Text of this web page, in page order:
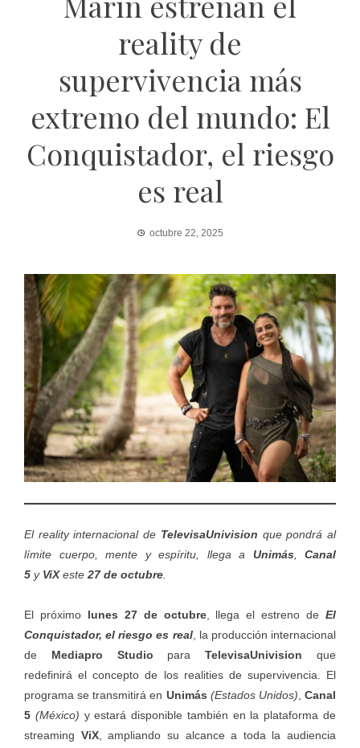
reality de
supervivencia más
extremo del mundo: El
Conquistador, el riesgo
es real
octubre 22, 2025
El reality internacional de TelevisaUnivision que pondrá al
límite cuerpo, mente y espíritu, llega a Unimás, Canal
5 y ViXeste 27 de octubre
El próximo lunes 27 de octubre, llega el estreno deEl
Conquistador, el riesgo es real, la producción internacional
de Mediapro Studio paraTelevisaUnivision que
redefinirá el concepto de los realities de supervivencia. El
programa se transmitirá en Unimás (Estados Unidos) ,Canal
5 (México) y estará disponible también en la plataforma de
streaming ViX, ampliando su alcance a toda la audiencia